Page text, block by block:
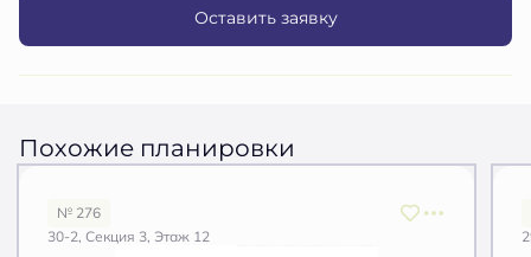
Оставить заявку
Похожие планировки
№ 276
30-2, Секция 3, Этаж 12